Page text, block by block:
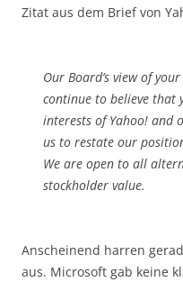
Zitat aus dem Brief von
Our Board’s view of
continue to believe that
interests of Yahoo! and
us to restate our
We are open to all
stockholder value.
Anscheinend harren
aus. Microsoft gab keine